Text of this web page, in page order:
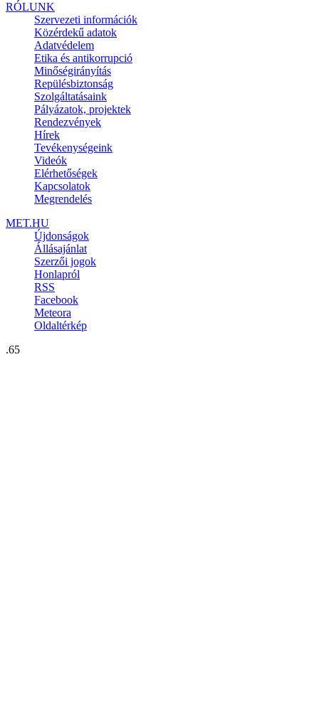
RÓLUNK
Szervezeti információk
Közérdekű adatok
Adatvédelem
Etika és antikorrupció
Minőségirányítás
Repülésbiztonság
Szolgáltatásaink
Pályázatok, projektek
Rendezvények
Hírek
Tevékenységeink
Videók
Elérhetőségek
Kapcsolatok
Megrendelés
MET.HU
Újdonságok
Állásajánlat
Szerzői jogok
Honlapról
RSS
Facebook
Meteora
Oldaltérkép
.65